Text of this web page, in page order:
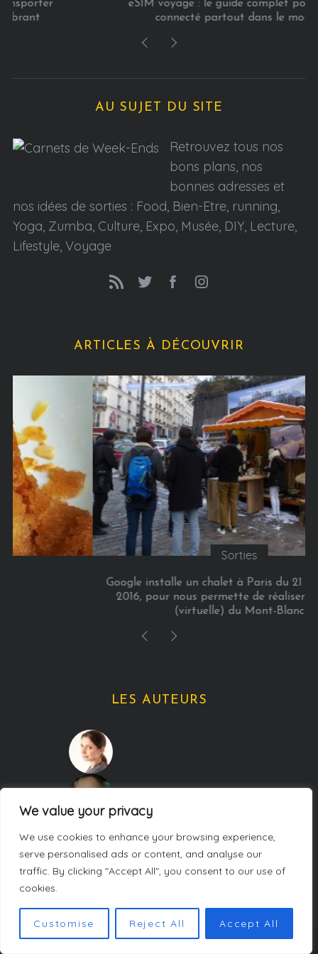
We value your privacy
We use cookies to enhance your browsing experience,
serve personalised ads or content, and analyse our
traffic. By clicking "Accept All", you consent to our use of
cookies.
Customise Reject All Accept All
eSIM voyage : le guide complet pour rester
connecté partout dans le monde
AU SUJET DU SITE
Retrouvez tous nos
bons plans, nos
bonnes adresses et
nos idées de sorties : Food, Bien-Etre, running,
Yoga, Zumba, Culture, Expo, Musée, DIY, Lecture,
Lifestyle, Voyage
ARTICLES À DÉCOUVRIR
Sorties
Google installe un chalet à Paris du 21 au 24 janvier
2016, pour nous permette de réaliser l’ascension
(virtuelle) du Mont-Blanc
LES AUTEURS